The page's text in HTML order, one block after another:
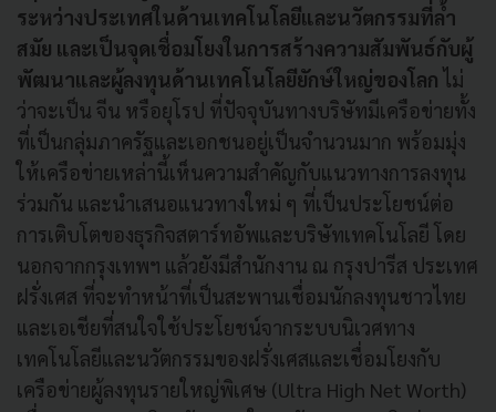
ระหว่างประเทศในด้านเทคโนโลยีและนวัตกรรมที่ล้ำ
สมัย และเป็นจุดเชื่อมโยงในการสร้างความสัมพันธ์กับผู้
พัฒนาและผู้ลงทุนด้านเทคโนโลยียักษ์ใหญ่ของโลก ไม่
ว่าจะเป็น จีน หรือยุโรป ที่ปัจจุบันทางบริษัทมีเครือข่ายทั้ง
ที่เป็นกลุ่มภาครัฐและเอกชนอยู่เป็นจำนวนมาก พร้อมมุ่ง
ให้เครือข่ายเหล่านี้เห็นความสำคัญกับแนวทางการลงทุน
ร่วมกัน และนำเสนอแนวทางใหม่ ๆ ที่เป็นประโยชน์ต่อ
การเติบโตของธุรกิจสตาร์ทอัพและบริษัทเทคโนโลยี โดย
นอกจากกรุงเทพฯ แล้วยังมีสำนักงาน ณ กรุงปารีส ประเทศ
ฝรั่งเศส ที่จะทำหน้าที่เป็นสะพานเชื่อมนักลงทุนชาวไทย
และเอเชียที่สนใจใช้ประโยชน์จากระบบนิเวศทาง
เทคโนโลยีและนวัตกรรมของฝรั่งเศสและเชื่อมโยงกับ
เครือข่ายผู้ลงทุนรายใหญ่พิเศษ (Ultra High Net Worth)